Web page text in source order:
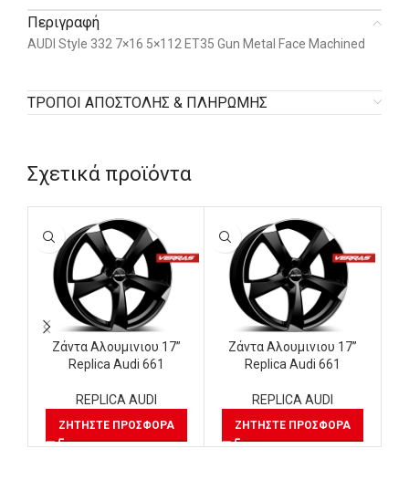
Περιγραφή
AUDI Style 332 7×16 5×112 ET35 Gun Metal Face Machined
ΤΡΟΠΟΙ ΑΠΟΣΤΟΛΗΣ & ΠΛΗΡΩΜΗΣ
Σχετικά προϊόντα
Ζάντα Αλουμινιου 17”
Replica Audi 661
REPLICA AUDI
ΖΗΤΉΣΤΕ ΠΡΟΣΦΟΡΆ
Ζάντα Αλουμινιου 17”
Replica Audi 661
REPLICA AUDI
ΖΗΤΉΣΤΕ ΠΡΟΣΦΟΡΆ